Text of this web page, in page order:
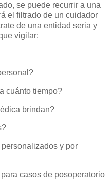
se puede recurrir a una
el filtrado de un cuidador
de una entidad seria y
vigilar:
cuánto tiempo?
brindan?
y por
casos de posoperatorio